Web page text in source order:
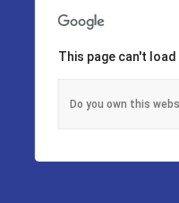
This page can't
Do you own this